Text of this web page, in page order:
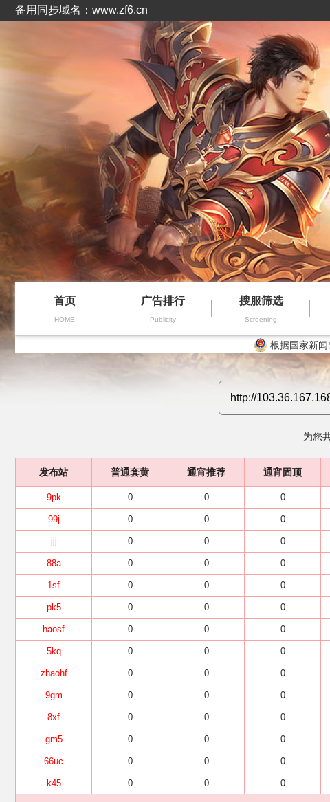
备用同步域名：www.zf6.cn
首页
HOME
广告排行
Publicity
搜服筛选
Screening
根据国家新
为您
发布站 普通套黄 通宵推荐 通宵固顶
9pk 0 0 0
99j 0 0 0
jjj 0 0 0
88a 0 0 0
1sf 0 0 0
pk5 0 0 0
haosf 0 0 0
5kq 0 0 0
zhaohf 0 0 0
9gm 0 0 0
8xf 0 0 0
gm5 0 0 0
66uc 0 0 0
k45 0 0 0